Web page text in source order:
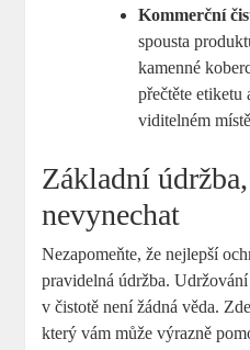
Kommerční
spousta
kamenné
přečtěte etiketu
viditelném
Základní
nevynechat
Nezapomeňte, že nejlepší
pravidelná údržba.
v čistotě není žádná věda.
který vám může výrazně